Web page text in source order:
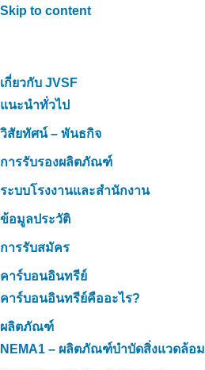
Skip to content
เกี่ยวกับ JVSF
แนะนำทั่วไป
วิสัยทัศน์ – พันธกิจ
การรับรองผลิตภัณฑ์
ระบบโรงงานและสำนักงาน
ข้อมูลประวัติ
การรับสมัคร
คาร์บอนอินทรีย์
คาร์บอนอินทรีย์คืออะไร?
ผลิตภัณฑ์
NEMA1 – ผลิตภัณฑ์บำบัดสิ่งแวดล้อม